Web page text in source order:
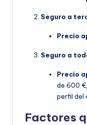
Seguro a
Precio
Seguro a
Precio
de 600
perfil del
Factores